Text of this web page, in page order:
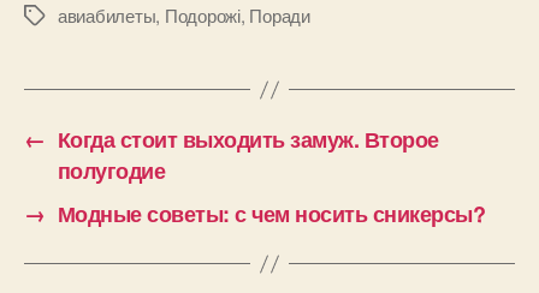
Позначки
авиабилеты, Подорожі, Поради
← Когда стоит выходить замуж. Второе
полугодие
→ Модные советы: с чем носить сникерсы?